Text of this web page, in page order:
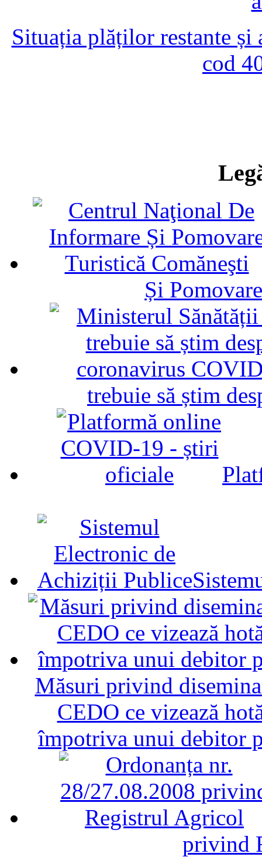
Situația plăților restante și
cod
Și
trebuie să știm
Măsuri privind
CEDO ce vizează
împotriva unui debitor
privind